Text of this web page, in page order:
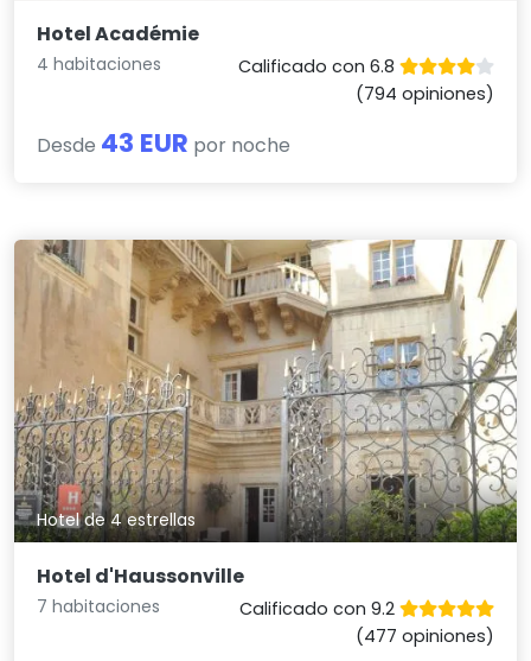
Hotel Académie
4 habitaciones
Calificado con 6.8
(794 opiniones)
Desde 43 EUR por noche
Hotel de 4 estrellas
Hotel d'Haussonville
7 habitaciones
Calificado con 9.2
(477 opiniones)